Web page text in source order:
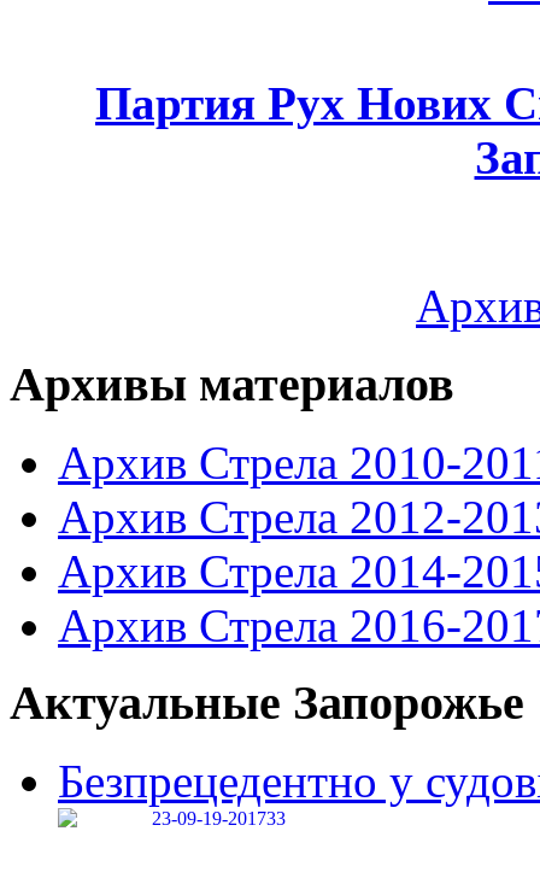
Партия Рух Нових
Архивы материалов
Архив Стрела 2010-
Архив Стрела 2012-
Архив Стрела 2014-
Архив Стрела 2016-
Актуальные Запорожье
Безпрецедентно у